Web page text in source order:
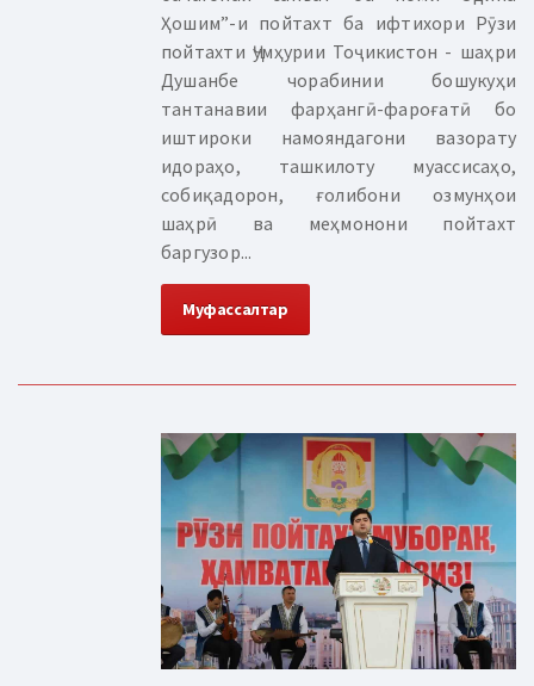
Ҳошим”-и пойтахт ба ифтихори Рӯзи
пойтахти Ҷумҳурии Тоҷикистон - шаҳри
Душанбе чорабинии бошукуҳи
тантанавии фарҳангӣ-фароғатӣ бо
иштироки намояндагони вазорату
идораҳо, ташкилоту муассисаҳо,
собиқадорон, ғолибони озмунҳои
шаҳрӣ ва меҳмонони пойтахт
баргузор...
Муфассалтар